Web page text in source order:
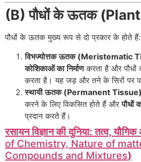
(B) पौधों के ऊतक
पौधों के ऊतक मुख्य रूप से दो प्रकार के होते हैं:
विभज्योत्तक ऊतक (Meristematic
कोशिकाओं का निर्माणकरता है और पौधों
करता है। यह जड़ और तने के सिरों पर
स्थायी ऊतक (Permanent Tissue)
करने के लिए विकसित होते हैं औरपौधों
प्रदान करते हैं।
रसायन विज्ञान की दुनिया: तत्व,
of Chemistry, Nature of
Compounds and Mixtures)